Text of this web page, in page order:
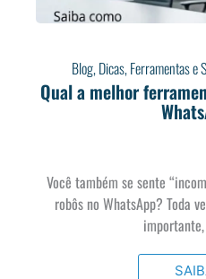
Blog,Dicas,Ferramentas e
Qual a melhor
Você também se sente
robôs no WhatsApp? Toda